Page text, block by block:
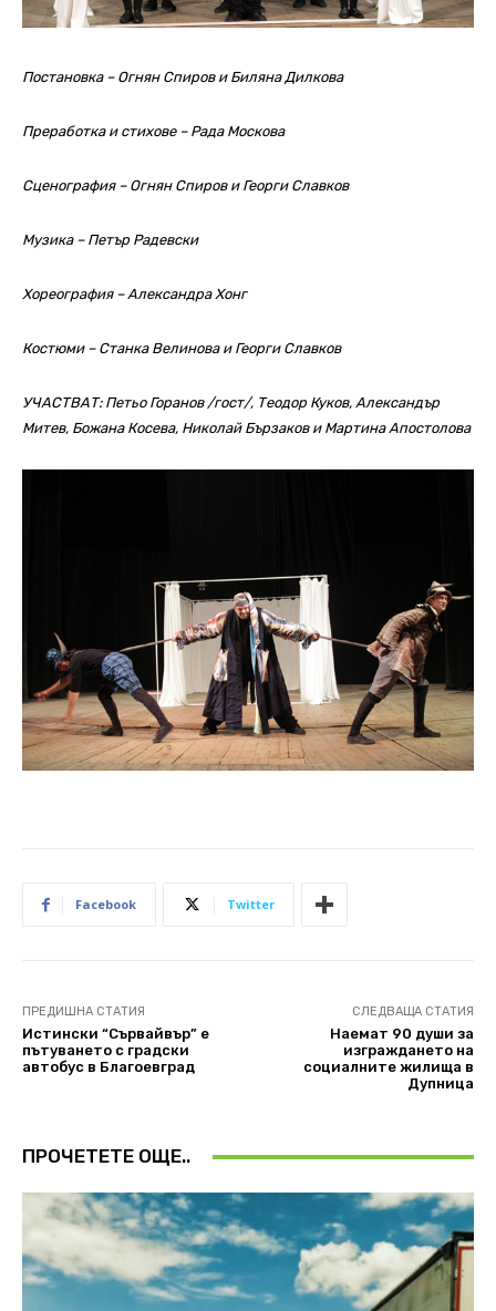
Постановка – Огнян Спиров и Биляна Дилкова
Преработка и стихове – Рада Москова
Сценография – Огнян Спиров и Георги Славков
Музика – Петър Радевски
Хореография – Александра Хонг
Костюми – Станка Велинова и Георги Славков
УЧАСТВАТ: Петьо Горанов /гост/, Теодор Куков, Александър
Митев, Божана Косева, Николай Бързаков и Мартина Апостолова
Facebook Twitter
ПРЕДИШНА СТАТИЯ
Истински “Сървайвър” е
пътуването с градски
автобус в Благоевград
СЛЕДВАЩА СТАТИЯ
Наемат 90 души за
изграждането на
социалните жилища в
Дупница
ПРОЧЕТЕТЕ ОЩЕ..